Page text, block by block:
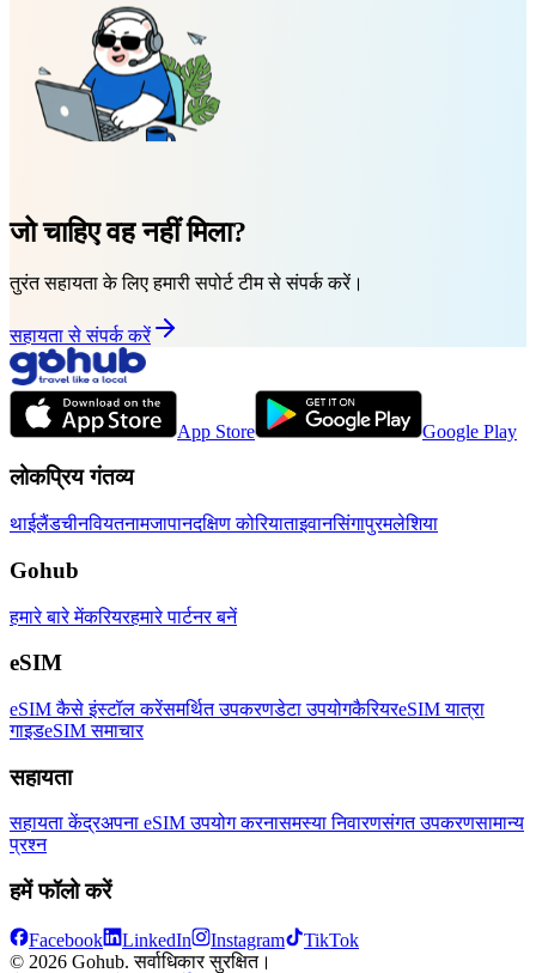
जो चाहिए वह नहीं मिला?
तुरंत सहायता के लिए हमारी सपोर्ट टीम से संपर्क करें।
सहायता से संपर्क करें
App Store Google Play
लोकप्रिय गंतव्य
थाईलैंडचीनवियतनामजापानदक्षिण कोरियाताइवानसिंगापुरमलेशिया
Gohub
हमारे बारे मेंकरियरहमारे पार्टनर बनें
eSIM
eSIM कैसे इंस्टॉल करेंसमर्थित उपकरणडेटा उपयोगकैरियरeSIM यात्रा
गाइडeSIM समाचार
सहायता
सहायता केंद्रअपना eSIM उपयोग करनासमस्या निवारणसंगत उपकरणसामान्य
प्रश्न
हमें फॉलो करें
Facebook LinkedIn Instagram
TikTok
© 2026 Gohub. सर्वाधिकार सुरक्षित।